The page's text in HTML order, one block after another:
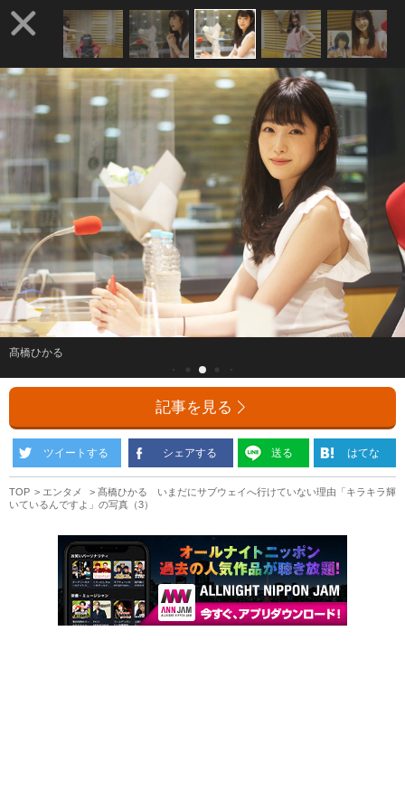
髙橋ひかる
記事を見る
ツイートする シェアする 送る はてな
TOP エンタメ
髙橋ひかる いまだにサブウェイへ行けていない理由「キラキラ輝
いているんですよ」の写真（3）